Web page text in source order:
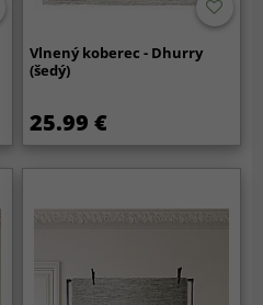
Vlnený koberec - Dhurry
(šedý)
25.99 €